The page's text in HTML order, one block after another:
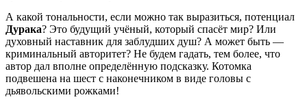
А какой тональности, если можно так выразиться, потенциал
Дурака? Это будущий учёный, который спасёт мир? Или
духовный наставник для заблудших душ? А может быть —
криминальный авторитет? Не будем гадать, тем более, что
автор дал вполне определённую подсказку. Котомка
подвешена на шест с наконечником в виде головы с
дьявольскими рожками!